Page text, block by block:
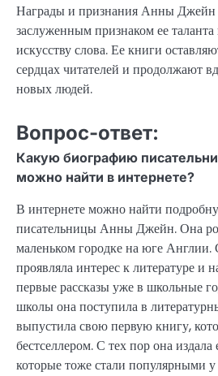
Награды и признания Анны Джейн
заслуженным признаком ее
искусству слова. Ее книги
сердцах читателей и продолжают
новых людей.
Вопрос-ответ:
Какую биографию
можно найти в интернете?
В интернете можно найти
писательницы Анны Джейн. Она
маленьком городке на юге Англии.
проявляла интерес к литературе и
первые рассказы уже в школьные
школы она поступила в
выпустила свою первую книгу,
бестселлером. С тех пор она
которые тоже стали популярными у